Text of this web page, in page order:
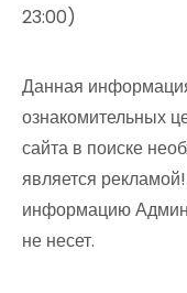
23:00)
Данная
ознакомительных
сайта в поиске
является
информацию
не несет.